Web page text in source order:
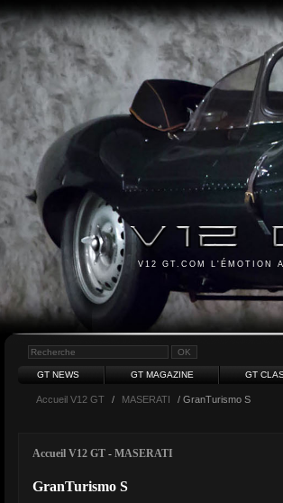
V12 GT.COM L'ÉMOTION
GT NEWS GT MAGAZINE GT
Accueil V12 GT / MASERATI / GranTurismo S
Accueil V12 GT - MASERATI
GranTurismo S